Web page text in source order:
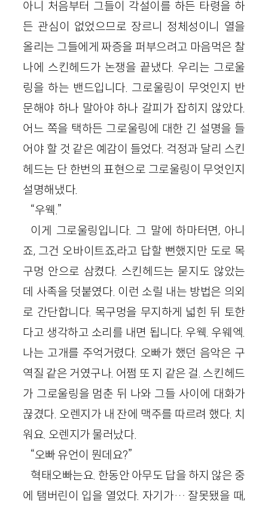
아니 처음부터 그들이 각설이를 하든 타령을 하
든 관심이 없었으므로 장르니 정체성이니 열을
올리는 그들에게 짜증을 퍼부으려고 마음먹은 찰
나에 스킨헤드가 논쟁을 끝냈다. 우리는 그로울
링을 하는 밴드입니다. 그로울링이 무엇인지 반
문해야 하나 말아야 하나 갈피가 잡히지 않았다.
어느 쪽을 택하든 그로울링에 대한 긴 설명을 들
어야 할 것 같은 예감이 들었다. 걱정과 달리 스킨
헤드는 단 한번의 표현으로 그로울링이 무엇인지
설명해냈다.
“우웩.”
이게 그로울링입니다. 그 말에 하마터면, 아니
죠, 그건 오바이트죠,라고 답할 뻔했지만 도로 목
구멍 안으로 삼켰다. 스킨헤드는 묻지도 않았는
데 사족을 덧붙였다. 이런 소릴 내는 방법은 의외
로 간단합니다. 목구멍을 무지하게 넓힌 뒤 토한
다고 생각하고 소리를 내면 됩니다. 우웩. 우웨엑.
나는 고개를 주억거렸다. 오빠가 했던 음악은 구
역질 같은 거였구나. 어쩜 또 지 같은 걸. 스킨헤드
가 그로울링을 멈춘 뒤 나와 그들 사이에 대화가
끊겼다. 오렌지가 내 잔에 맥주를 따르려 했다. 치
워요. 오렌지가 물러났다.
“오빠 유언이 뭔데요?”
혁태오빠는요. 한동안 아무도 답을 하지 않은 중
에 탬버린이 입을 열었다. 자기가… 잘못됐을 때,